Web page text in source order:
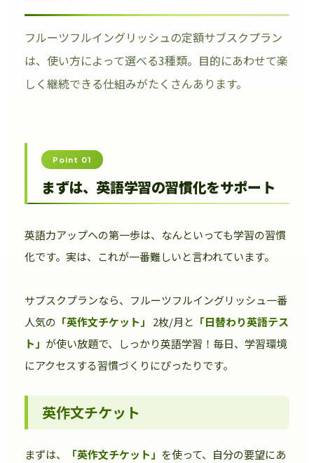
フルーツフルイングリッシュの定額サブスクプラン
は、使い方によって選べる3種類。目的にあわせて楽
しく継続できる仕組みがたくさんあります。
Point 01
まずは、英語学習の習慣化をサポート
英語力アップへの第一歩は、なんといっても学習の習慣
化です。実は、これが一番難しいと言われています。
サブスクプランなら、フルーツフルイングリッシュ一番
人気の 「英作文チケット」 2枚/月と 「日替わり英語テス
ト」 が使い放題で、しっかり英語学習！毎日、学習環境
にアクセスする習慣づくりにぴったりです。
英作文チケット
まずは、 「英作文チケット」 を使って、自分の要望にあ